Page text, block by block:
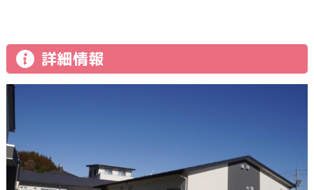
詳細情報